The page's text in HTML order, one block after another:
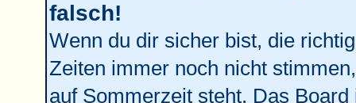
falsch!
Wenn du dir sicher bist, die
Zeiten immer noch nicht
auf Sommerzeit steht. Das